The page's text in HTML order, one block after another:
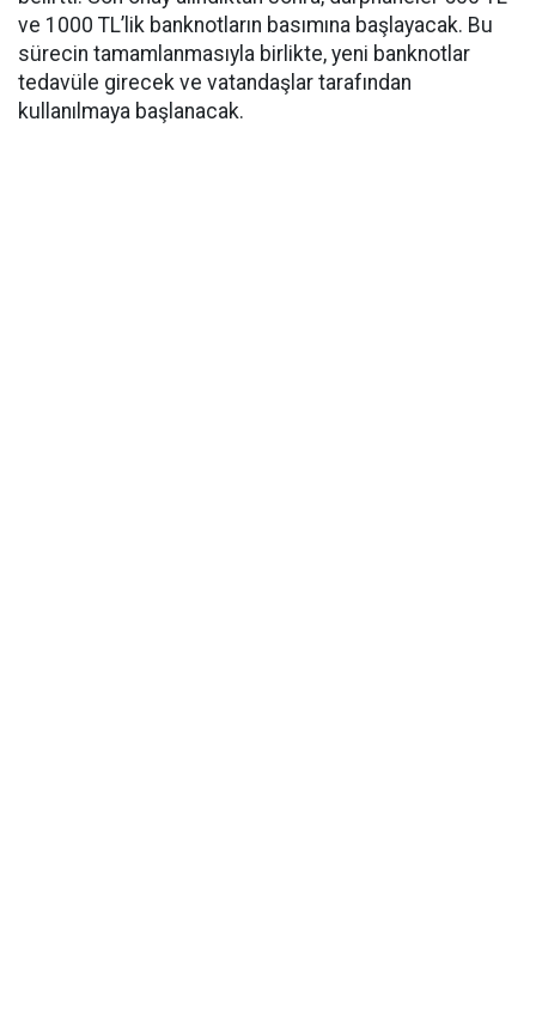
ve 1000 TL’lik banknotların basımına başlayacak. Bu
sürecin tamamlanmasıyla birlikte, yeni banknotlar
tedavüle girecek ve vatandaşlar tarafından
kullanılmaya başlanacak.